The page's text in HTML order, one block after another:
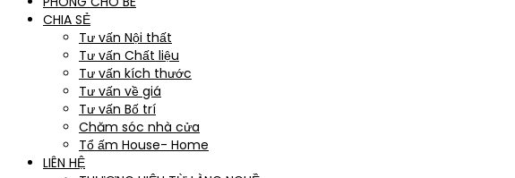
CHIA SẺ
Tư vấn Nội thất
Tư vấn Chất liệu
Tư vấn kích thước
Tư vấn về giá
Tư vấn Bố trí
Chăm sóc nhà cửa
Tổ ấm House- Home
LIÊN HỆ